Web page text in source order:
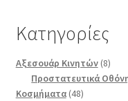
Κατηγορίες
Αξεσουάρ Κινητών 88
Προστατευτικά
Κοσμήματα 4848